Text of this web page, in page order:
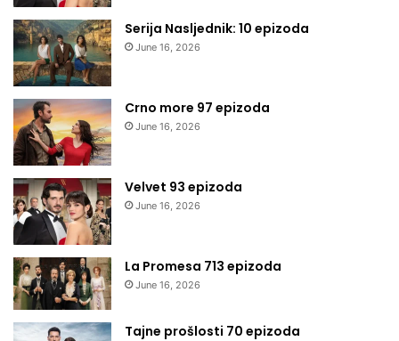
Serija Nasljednik: 10 epizoda
June 16, 2026
Crno more 97 epizoda
June 16, 2026
Velvet 93 epizoda
June 16, 2026
La Promesa 713 epizoda
June 16, 2026
Tajne prošlosti 70 epizoda